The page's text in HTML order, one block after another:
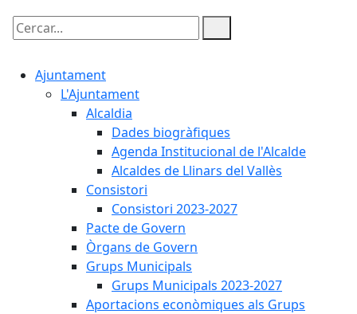
Cercar:
Ajuntament
L'Ajuntament
Alcaldia
Dades biogràfiques
Agenda Institucional de l'Alcalde
Alcaldes de Llinars del Vallès
Consistori
Consistori 2023-2027
Pacte de Govern
Òrgans de Govern
Grups Municipals
Grups Municipals 2023-2027
Aportacions econòmiques als Grups